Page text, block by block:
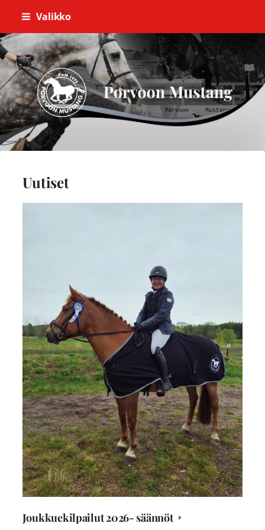
Siirry
sisältöön
Valikko
Porvoon Mustang
Uutiset
Joukkuekilpailut 2026- säännöt